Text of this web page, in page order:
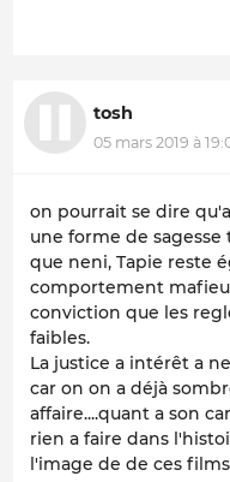
tosh
05 mars 2019 à
on pourrait se dire
une forme de
que neni, Tapie reste
comportement
conviction que les
faibles.
La justice a intérêt a
car on on a déjà
affaire....quant a son
rien a faire dans
l'image de de ces